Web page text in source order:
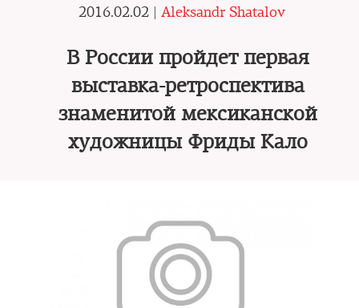
2016.02.02 | Aleksandr Shatalov
В России пройдет первая
выставка-ретроспектива
знаменитой мексиканской
художницы Фриды Кало